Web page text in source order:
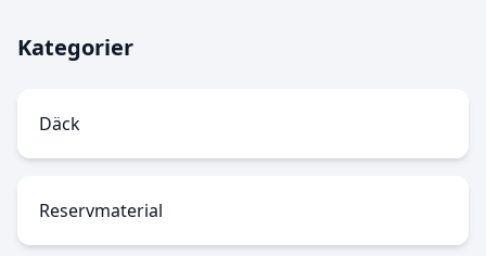
Kategorier
Däck
Reservmaterial